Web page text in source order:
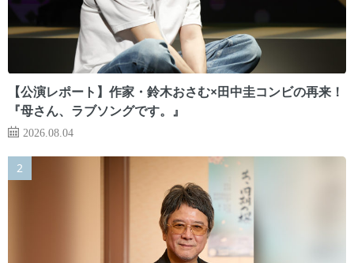
【公演レポート】作家・鈴木おさむ×田中圭コンビの再来！
『母さん、ラブソングです。』
2026.08.04